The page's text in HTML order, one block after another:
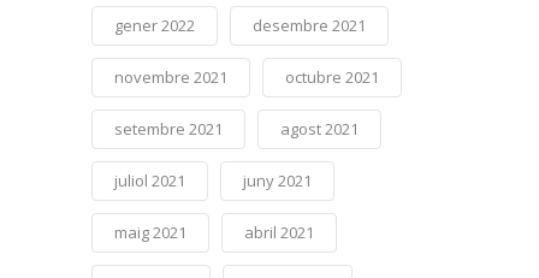
gener 2022 desembre 2021
novembre 2021 octubre 2021
setembre 2021 agost 2021
juliol 2021 juny 2021
maig 2021 abril 2021